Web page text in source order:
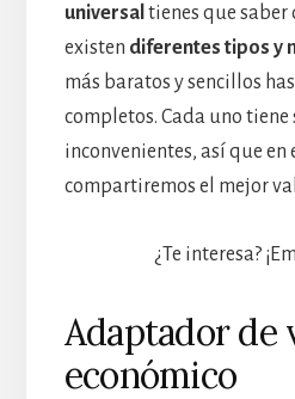
universal tienes que saber
existen diferentes tipos y
más baratos y sencillos
completos. Cada uno tiene
inconvenientes, así que en
compartiremos el mejor
¿Te interesa?
Adaptador de
económico